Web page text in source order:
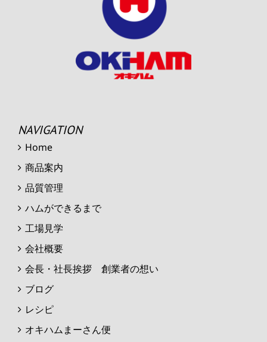
NAVIGATION
Home
商品案内
品質管理
ハムができるまで
工場見学
会社概要
会長・社長挨拶 創業者の想い
ブログ
レシピ
オキハムまーさん便